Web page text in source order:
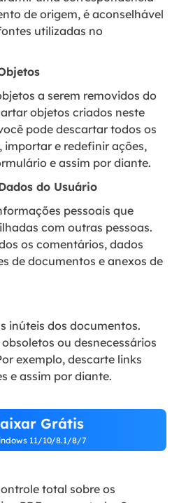
de origem, é aconselhável
utilizadas no
a serem removidos do
objetos criados neste
pode descartar todos os
e redefinir ações,
e assim por diante.
do Usuário
pessoais que
com outras pessoas.
os comentários, dados
de documentos e anexos de
inúteis dos documentos.
ou desnecessários
exemplo, descarte links
e assim por diante.
Grátis
11/10/8.1/8/7
total sobre os